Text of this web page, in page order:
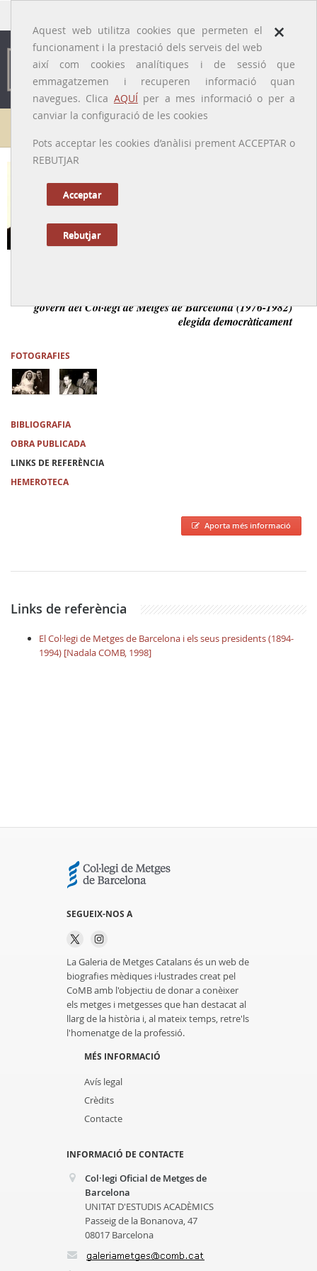
×
Aquest web utilitza cookies que permeten el
funcionament i la prestació dels serveis del web
així com cookies analítiques i de sessió que
emmagatzemen i recuperen informació quan
navegues. Clica AQUÍper a mes informació o per a
canviar la configuració de les cookies
Pots acceptar les cookies d’anàlisi prement ACCEPTAR o
REBUTJAR
Acceptar
Rebutjar
Galeria de metges
govern del Col·legi de Metges de Barcelona (1976-1982)
elegida democràticament
FOTOGRAFIES
BIBLIOGRAFIA
OBRA PUBLICADA
LINKS DE REFERÈNCIA
HEMEROTECA
Aporta més informació
Links de referència
El Col·legi de Metges de Barcelona i els seus presidents (1894-
1994) [Nadala COMB, 1998]
SEGUEIX-NOS A
La Galeria de Metges Catalans és un web de
biografies mèdiques i·lustrades creat pel
CoMB amb l'objectiu de donar a conèixer
els metges i metgesses que han destacat al
llarg de la història i, al mateix temps, retre'ls
l'homenatge de la professió.
MÉS INFORMACIÓ
Avís legal
Crèdits
Contacte
INFORMACIÓ DE CONTACTE
Col·legi Oficial de Metges de
Barcelona
UNITAT D'ESTUDIS ACADÈMICS
Passeig de la Bonanova, 47
08017 Barcelona